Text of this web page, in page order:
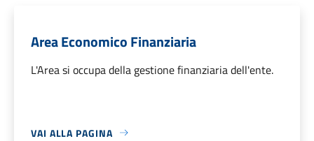
Area Economico Finanziaria
L'Area si occupa della gestione finanziaria dell'ente.
VAI ALLA PAGINA